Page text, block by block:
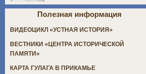
Полезная информация
ВИДЕОЦИКЛ «УСТНАЯ ИСТОРИЯ»
ВЕСТНИКИ «ЦЕНТРА ИСТОРИЧЕСКОЙ
ПАМЯТИ»
КАРТА ГУЛАГА В ПРИКАМЬЕ